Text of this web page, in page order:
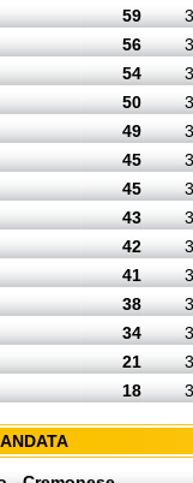
59
56
54
50
49
45
45
43
42
41
38
34
21
18